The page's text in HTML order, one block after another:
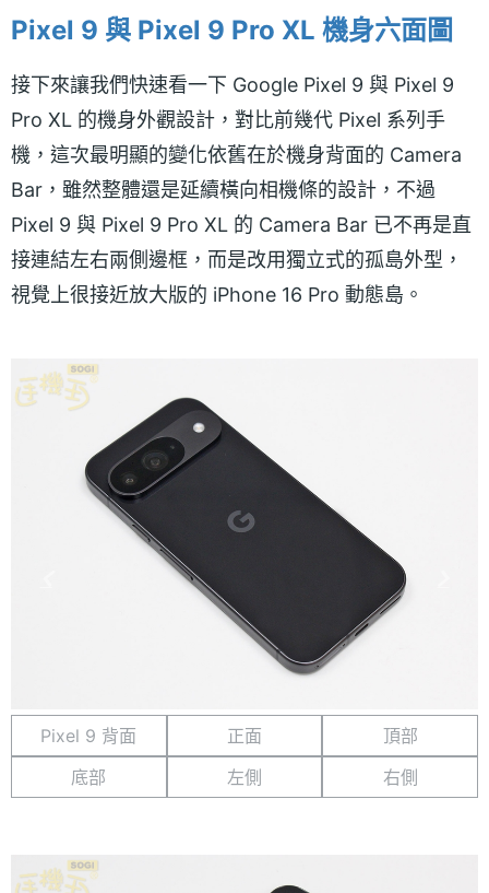
Pixel 9 與 Pixel 9 Pro XL 機身六面圖
接下來讓我們快速看一下 Google Pixel 9 與 Pixel 9
Pro XL 的機身外觀設計，對比前幾代 Pixel 系列手
機，這次最明顯的變化依舊在於機身背面的 Camera
Bar，雖然整體還是延續橫向相機條的設計，不過
Pixel 9 與 Pixel 9 Pro XL 的 Camera Bar 已不再是直
接連結左右兩側邊框，而是改用獨立式的孤島外型，
視覺上很接近放大版的 iPhone 16 Pro 動態島。
Pixel 9 背面 正面
頂部
底部
左側 右側